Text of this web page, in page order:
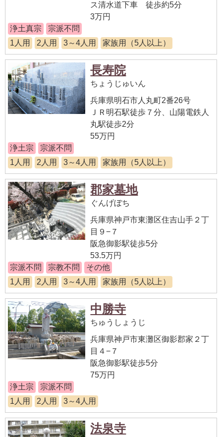
ス清水道下車 徒歩約5分
3万円
浄土真宗
宗派不問
1人用
2人用 3～4人用 家族用（5人以上）
長寿院
ちょうじゅいん
兵庫県明石市人丸町2番26号
ＪＲ明石駅徒歩７分、山陽電鉄人
丸駅徒歩2分
55万円
浄土宗
宗派不問
1人用
2人用 3～4人用 家族用（5人以上）
郡家墓地
ぐんげぼち
兵庫県神戸市東灘区住吉山手２丁
目９−７
阪急御影駅徒歩5分
53.5万円
宗派不問
宗教不問
その他
1人用
2人用 3～4人用 家族用（5人以上）
中勝寺
ちゅうしょうじ
兵庫県神戸市東灘区御影郡家２丁
目４−７
阪急御影駅徒歩5分
75万円
浄土宗
宗派不問
1人用
2人用 3～4人用
法泉寺